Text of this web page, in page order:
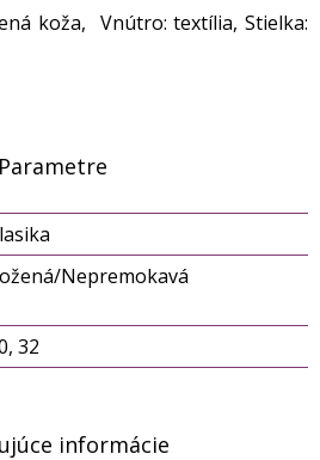
koža, Vnútro: textília, Stielka:
Parametre
Nepremokavá
32
informácie